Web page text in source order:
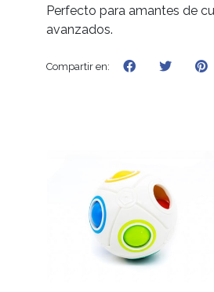
Perfecto para amantes de
avanzados.
Compartir en: